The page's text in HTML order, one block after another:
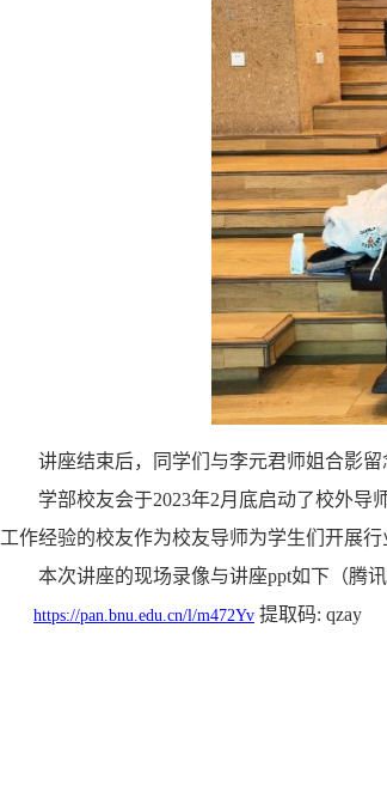
讲座结束后，同学们与李元君师姐合影
学部校友会于2023年2月底启动了校外
工作经验的校友作为校友导师为学生们开展
本次讲座的现场录像与讲座ppt如下（腾
https://pan.bnu.edu.cn/l/m472Yv 提取码: qzay